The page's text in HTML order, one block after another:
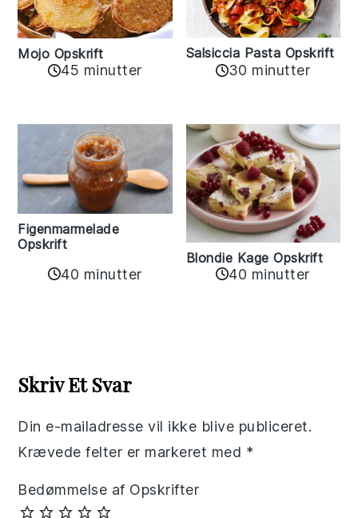
Mojo Opskrift
45 minutter
Salsiccia Pasta Opskrift
30 minutter
Figenmarmelade
Opskrift
40 minutter
Blondie Kage Opskrift
40 minutter
Interactions
Skriv Et Svar
Din e-mailadresse vil ikke blive publiceret.
Krævede felter er markeret med *
Bedømmelse af Opskrifter